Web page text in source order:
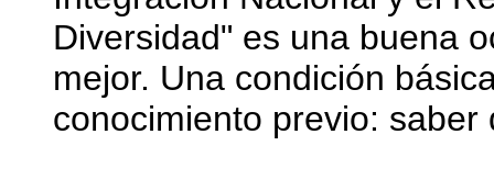
Diversidad" es una buena
mejor. Una condición
conocimiento previo: saber